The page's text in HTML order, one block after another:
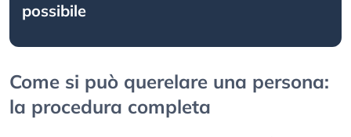
possibile
Come si può querelare una persona:
la procedura completa